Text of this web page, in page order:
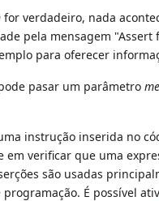
for verdadeiro, nada
pela mensagem
para oferecer
pasar um parâmetro
instrução inserida no
em verificar que uma
são usadas
É possível